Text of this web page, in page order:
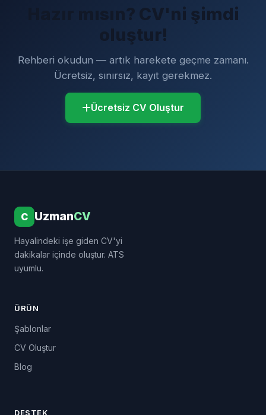
Hazır mısın? CV'ni şimdi
oluştur!
Rehberi okudun — artık harekete geçme zamanı.
Ücretsiz, sınırsız, kayıt gerekmez.
Ücretsiz CV Oluştur
C UzmanCV
Hayalindeki işe giden CV'yi
dakikalar içinde oluştur. ATS
uyumlu.
ÜRÜN
Şablonlar
CV Oluştur
Blog
DESTEK